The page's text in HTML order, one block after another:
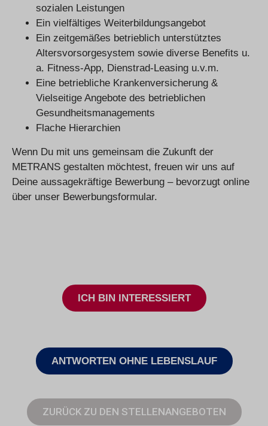
sozialen Leistungen
Ein vielfältiges Weiterbildungsangebot
Ein zeitgemäßes betrieblich unterstütztes
Altersvorsorgesystem sowie diverse Benefits u.
a. Fitness-App, Dienstrad-Leasing u.v.m.
Eine betriebliche Krankenversicherung &
Vielseitige Angebote des betrieblichen
Gesundheitsmanagements
Flache Hierarchien
Wenn Du mit uns gemeinsam die Zukunft der
METRANS gestalten möchtest, freuen wir uns auf
Deine aussagekräftige Bewerbung – bevorzugt online
über unser Bewerbungsformular.
ICH BIN INTERESSIERT
ANTWORTEN OHNE LEBENSLAUF
ZURÜCK ZU DEN STELLENANGEBOTEN